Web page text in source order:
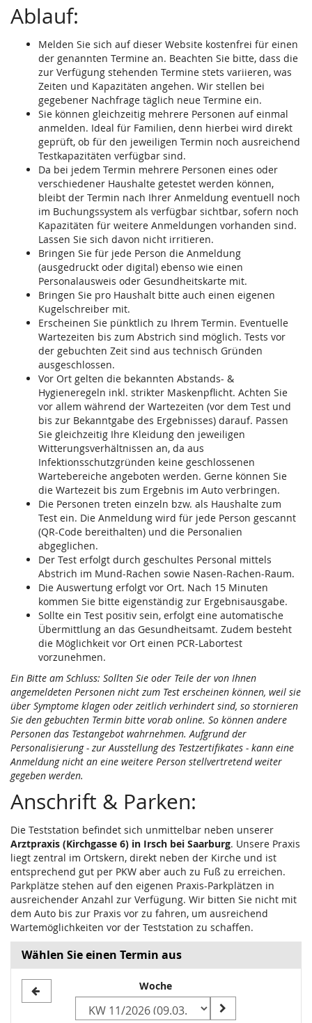
Ablauf:
Melden Sie sich auf dieser Website kostenfrei für einen
der genannten Termine an. Beachten Sie bitte, dass die
zur Verfügung stehenden Termine stets variieren, was
Zeiten und Kapazitäten angehen. Wir stellen bei
gegebener Nachfrage täglich neue Termine ein.
Sie können gleichzeitig mehrere Personen auf einmal
anmelden. Ideal für Familien, denn hierbei wird direkt
geprüft, ob für den jeweiligen Termin noch ausreichend
Testkapazitäten verfügbar sind.
Da bei jedem Termin mehrere Personen eines oder
verschiedener Haushalte getestet werden können,
bleibt der Termin nach Ihrer Anmeldung eventuell noch
im Buchungssystem als verfügbar sichtbar, sofern noch
Kapazitäten für weitere Anmeldungen vorhanden sind.
Lassen Sie sich davon nicht irritieren.
Bringen Sie für jede Person die Anmeldung
(ausgedruckt oder digital) ebenso wie einen
Personalausweis oder Gesundheitskarte mit.
Bringen Sie pro Haushalt bitte auch einen eigenen
Kugelschreiber mit.
Erscheinen Sie pünktlich zu Ihrem Termin. Eventuelle
Wartezeiten bis zum Abstrich sind möglich. Tests vor
der gebuchten Zeit sind aus technisch Gründen
ausgeschlossen.
Vor Ort gelten die bekannten Abstands- &
Hygieneregeln inkl. strikter Maskenpflicht. Achten Sie
vor allem während der Wartezeiten (vor dem Test und
bis zur Bekanntgabe des Ergebnisses) darauf. Passen
Sie gleichzeitig Ihre Kleidung den jeweiligen
Witterungsverhältnissen an, da aus
Infektionsschutzgründen keine geschlossenen
Wartebereiche angeboten werden. Gerne können Sie
die Wartezeit bis zum Ergebnis im Auto verbringen.
Die Personen treten einzeln bzw. als Haushalte zum
Test ein. Die Anmeldung wird für jede Person gescannt
(QR-Code bereithalten) und die Personalien
abgeglichen.
Der Test erfolgt durch geschultes Personal mittels
Abstrich im Mund-Rachen sowie Nasen-Rachen-Raum.
Die Auswertung erfolgt vor Ort. Nach 15 Minuten
kommen Sie bitte eigenständig zur Ergebnisausgabe.
Sollte ein Test positiv sein, erfolgt eine automatische
Übermittlung an das Gesundheitsamt. Zudem besteht
die Möglichkeit vor Ort einen PCR-Labortest
vorzunehmen.
Ein Bitte am Schluss: Sollten Sie oder Teile der von Ihnen
angemeldeten Personen nicht zum Test erscheinen können, weil sie
über Symptome klagen oder zeitlich verhindert sind, so stornieren
Sie den gebuchten Termin bitte vorab online. So können andere
Personen das Testangebot wahrnehmen. Aufgrund der
Personalisierung - zur Ausstellung des Testzertifikates - kann eine
Anmeldung nicht an eine weitere Person stellvertretend weiter
gegeben werden.
Anschrift & Parken:
Die Teststation befindet sich unmittelbar neben unserer
Arztpraxis (Kirchgasse 6) in Irsch bei Saarburg. Unsere Praxis
liegt zentral im Ortskern, direkt neben der Kirche und ist
entsprechend gut per PKW aber auch zu Fuß zu erreichen.
Parkplätze stehen auf den eigenen Praxis-Parkplätzen in
ausreichender Anzahl zur Verfügung. Wir bitten Sie nicht mit
dem Auto bis zur Praxis vor zu fahren, um ausreichend
Wartemöglichkeiten vor der Teststation zu schaffen.
Wählen Sie einen Termin aus
zur
Woche